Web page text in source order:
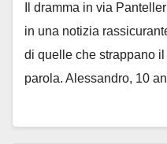
Il dramma in via
in una notizia
di quelle che strappano
parola. Alessandro, 10